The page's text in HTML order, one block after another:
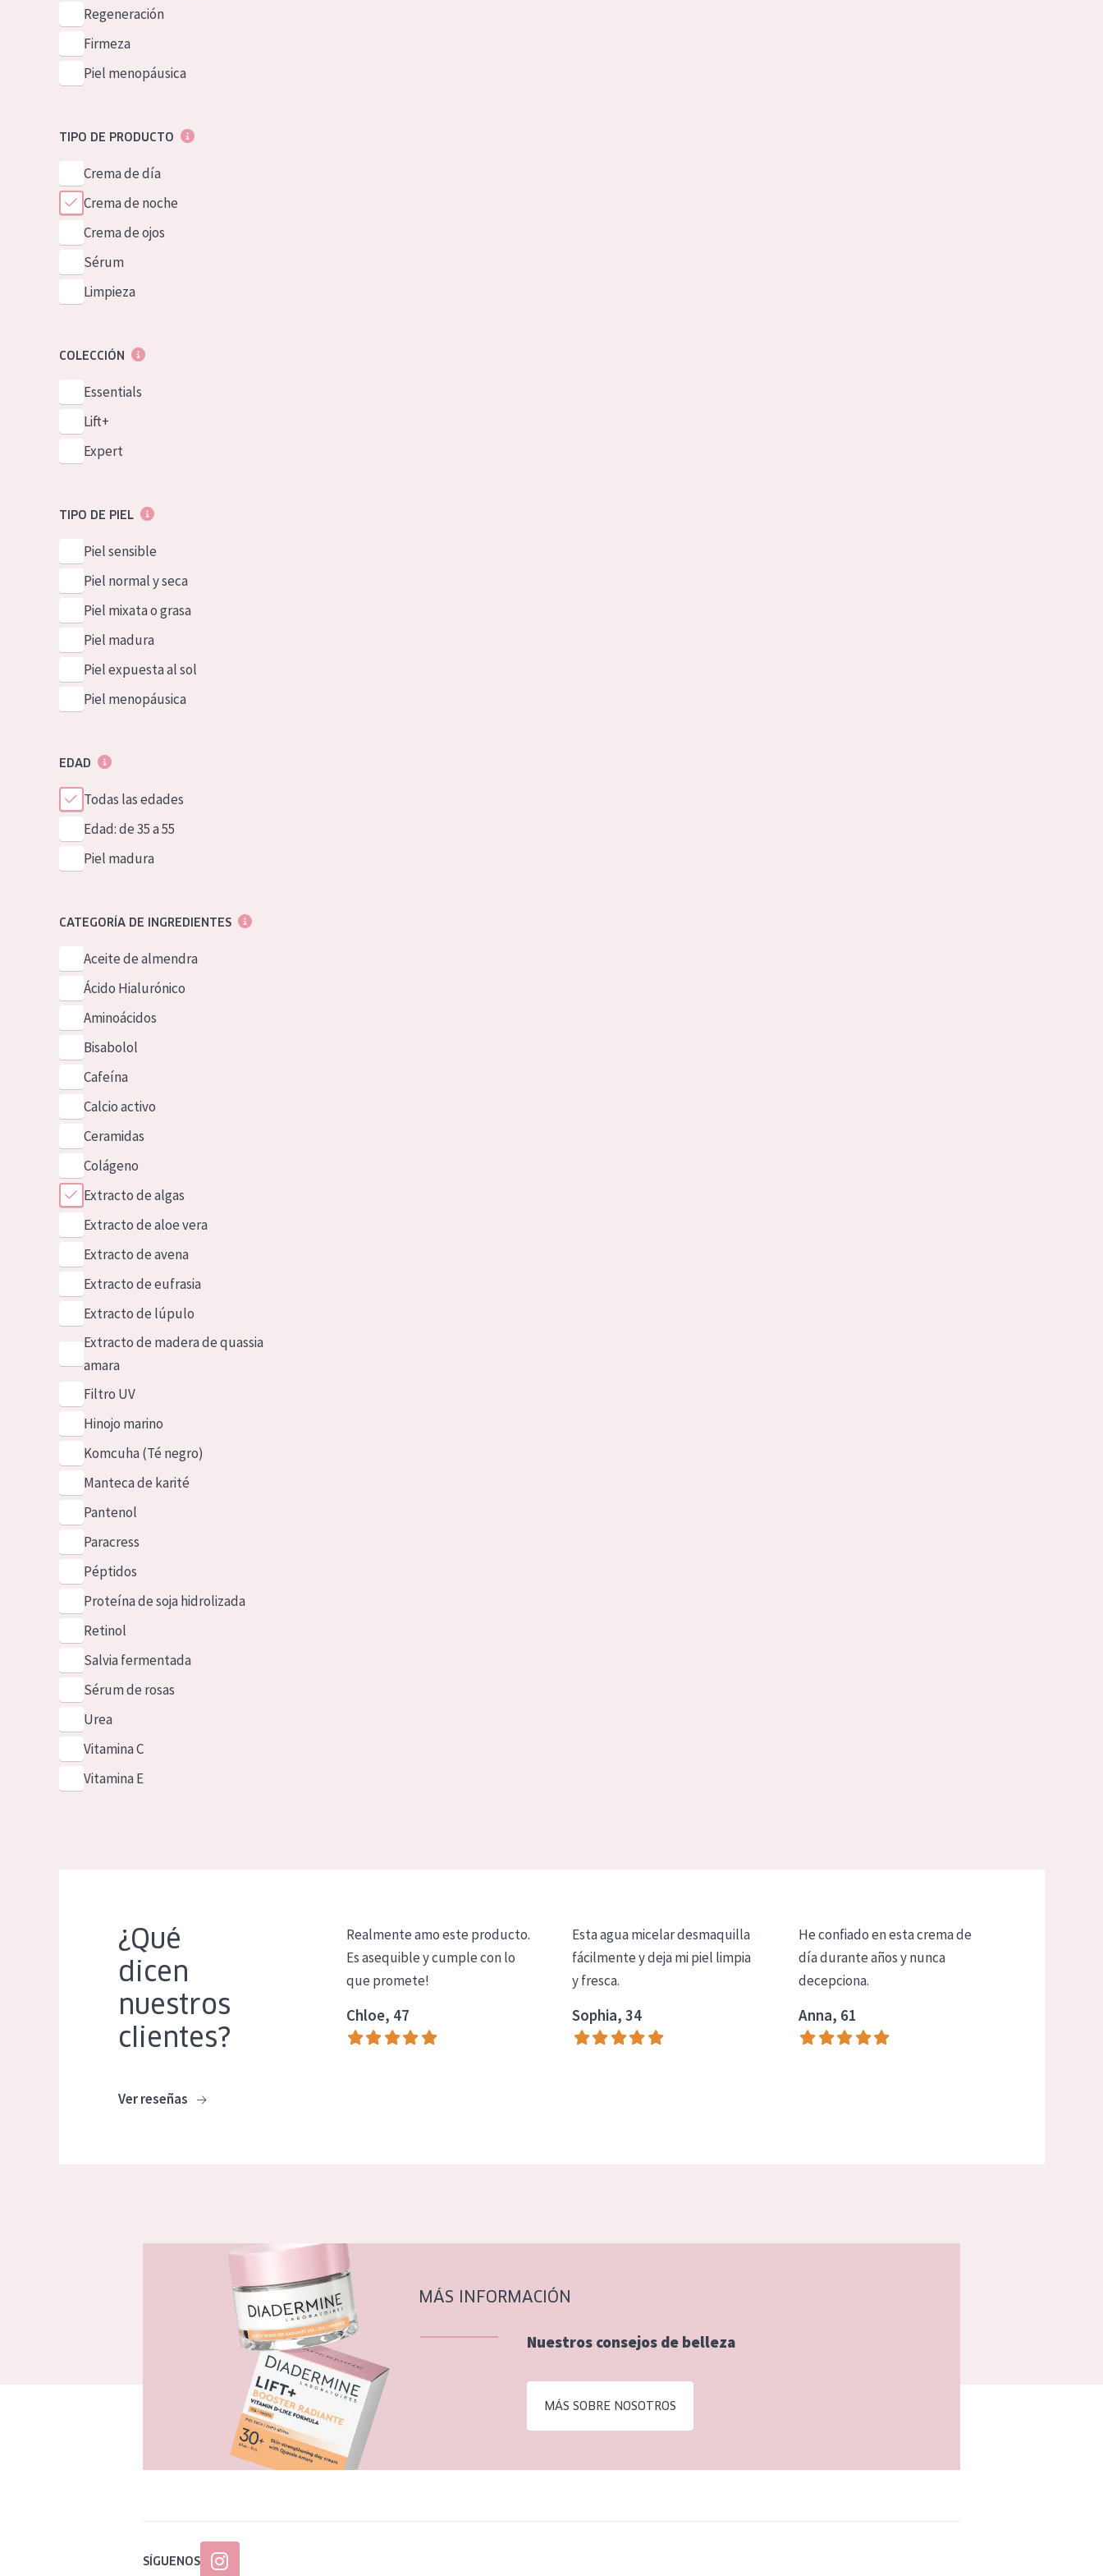
German
Spanish
Greek
Regeneración
Firmeza
Piel menopáusica
TIPO DE PRODUCTO
Crema de día
Crema de noche
Crema de ojos
Sérum
Limpieza
COLECCIÓN
Essentials
Lift+
Expert
TIPO DE PIEL
Piel sensible
Piel normal y seca
Piel mixata o grasa
Piel madura
Piel expuesta al sol
Piel menopáusica
EDAD
Todas las edades
Edad: de 35 a 55
Piel madura
CATEGORÍA DE INGREDIENTES
Aceite de almendra
Ácido Hialurónico
Aminoácidos
Bisabolol
Cafeína
Calcio activo
Ceramidas
Colágeno
Extracto de algas
Extracto de aloe vera
Extracto de avena
Extracto de eufrasia
Extracto de lúpulo
Extracto de madera de quassia
amara
Filtro UV
Hinojo marino
Komcuha (Té negro)
Manteca de karité
Pantenol
Paracress
Péptidos
Proteína de soja hidrolizada
Retinol
Salvia fermentada
Sérum de rosas
Urea
Vitamina C
Vitamina E
¿Qué
dicen
nuestros
clientes?
Ver reseñas
Realmente amo este producto.
Es asequible y cumple con lo
que promete!
Chloe, 47
Esta agua micelar desmaquilla
fácilmente y deja mi piel limpia
y fresca.
Sophia, 34
He confiado en esta crema de
día durante años y nunca
decepciona.
Anna, 61
MÁS INFORMACIÓN
Nuestros consejos de belleza
MÁS SOBRE NOSOTROS
SÍGUENOS